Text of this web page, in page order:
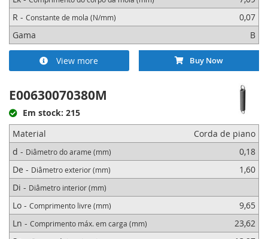
R - Constante de mola (N/mm)
0,07
Gama
B
View more Buy Now
E00630070380M
Em stock: 215
Material
Corda de piano
d - Diâmetro do arame (mm)
0,18
De - Diâmetro exterior (mm)
1,60
Di - Diâmetro interior (mm)
Lo - Comprimento livre (mm)
9,65
Ln - Comprimento máx. em carga (mm)
23,62